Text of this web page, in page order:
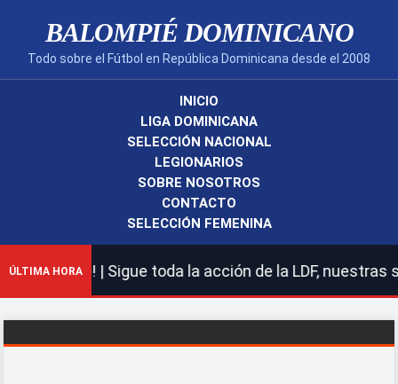
BALOMPIÉ DOMINICANO
Todo sobre el Fútbol en República Dominicana desde el 2008
INICIO
LIGA DOMINICANA
SELECCIÓN NACIONAL
LEGIONARIOS
SOBRE NOSOTROS
CONTACTO
SELECCIÓN FEMENINA
ÚLTIMA HORA
| Sigue toda la acción de la LDF, nuestras